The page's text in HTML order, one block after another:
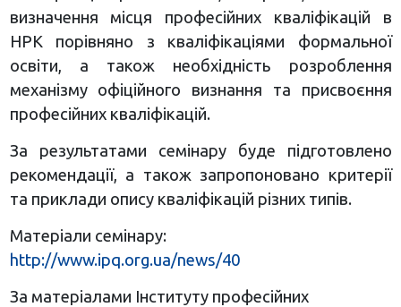
визначення місця професійних кваліфікацій в
НРК порівняно з кваліфікаціями формальної
освіти, а також необхідність розроблення
механізму офіційного визнання та присвоєння
професійних кваліфікацій.
За результатами семінару буде підготовлено
рекомендації, а також запропоновано критерії
та приклади опису кваліфікацій різних типів.
Матеріали семінару:
http://www.ipq.org.ua/news/40
За матеріалами Інституту професійних